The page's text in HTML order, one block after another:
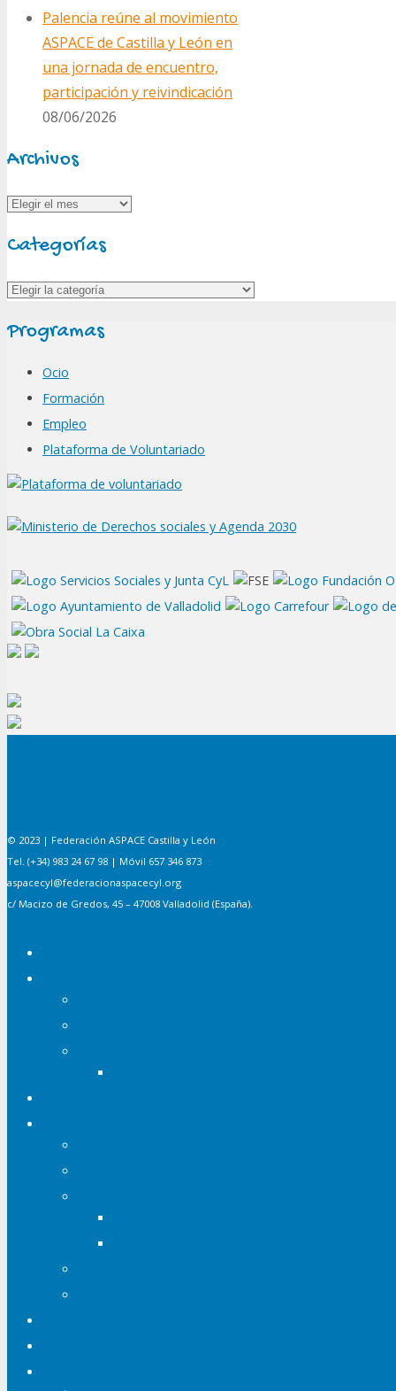
Palencia reúne al movimiento
ASPACE de Castilla y León en
una jornada de encuentro,
participación y reivindicación
08/06/2026
Archivos
Archivos
Categorías
Categorías
Programas
Ocio
Formación
Empleo
Plataforma de Voluntariado
© 2023 | Federación ASPACE Castilla y León
Tel. (+34) 983 24 67 98 | Móvil 657 346 873
aspacecyl@federacionaspacecyl.org
c/ Macizo de Gredos, 45 – 47008 Valladolid (España).